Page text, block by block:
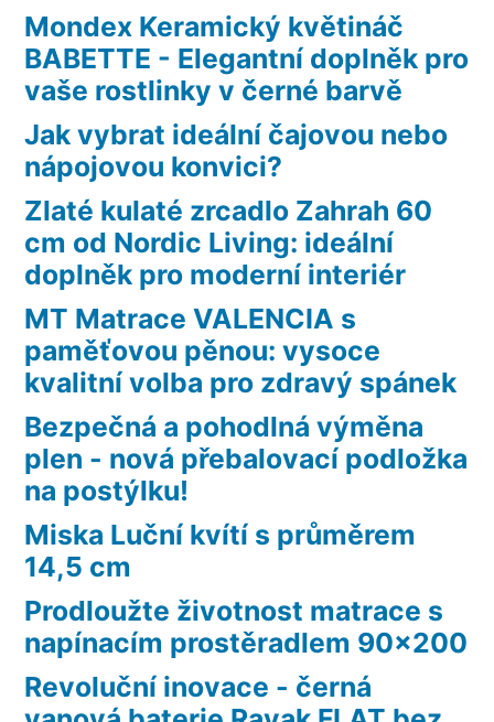
Mondex Keramický květináč
BABETTE - Elegantní doplněk pro
vaše rostlinky v černé barvě
Jak vybrat ideální čajovou nebo
nápojovou konvici?
Zlaté kulaté zrcadlo Zahrah 60
cm od Nordic Living: ideální
doplněk pro moderní interiér
MT Matrace VALENCIA s
paměťovou pěnou: vysoce
kvalitní volba pro zdravý spánek
Bezpečná a pohodlná výměna
plen - nová přebalovací podložka
na postýlku!
Miska Luční kvítí s průměrem
14,5 cm
Prodloužte životnost matrace s
napínacím prostěradlem 90×200
Revoluční inovace - černá